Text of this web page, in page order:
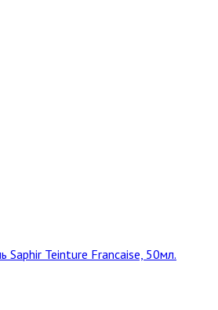
Saphir Teinture Francaise, 50мл.